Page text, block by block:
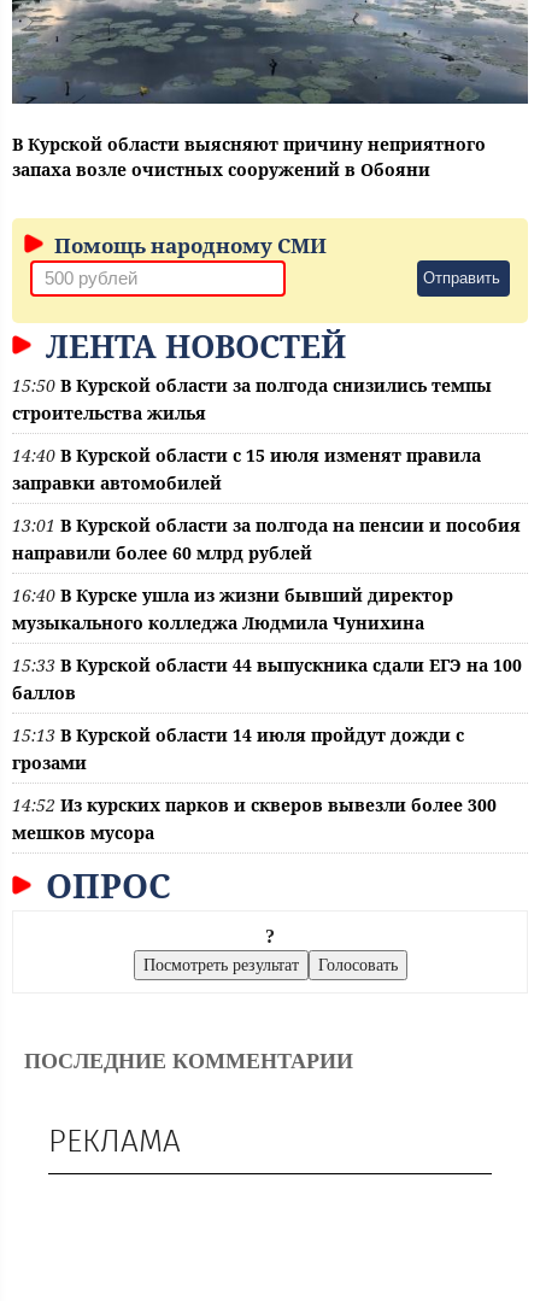
В Курской области выясняют причину неприятного
запаха возле очистных сооружений в Обояни
Помощь народному СМИ
Отправить
ЛЕНТА НОВОСТЕЙ
15:50 В Курской области за полгода снизились темпы
строительства жилья
14:40 В Курской области с 15 июля изменят правила
заправки автомобилей
13:01 В Курской области за полгода на пенсии и пособия
направили более 60 млрд рублей
16:40 В Курске ушла из жизни бывший директор
музыкального колледжа Людмила Чунихина
15:33 В Курской области 44 выпускника сдали ЕГЭ на 100
баллов
15:13 В Курской области 14 июля пройдут дожди с
грозами
14:52 Из курских парков и скверов вывезли более 300
мешков мусора
ОПРОС
?
ПОСЛЕДНИЕ КОММЕНТАРИИ
РЕКЛАМА